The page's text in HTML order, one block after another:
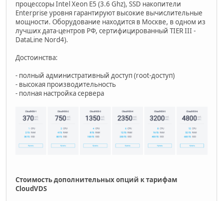
процессоры Intel Xeon E5 (3.6 Ghz), SSD накопители
Enterprise уровня гарантируют высокие вычислительные
мощности. Оборудование находится в Москве, в одном из
лучших дата-центров РФ, сертифицированный TIER III -
DataLine Nord4).
Достоинства:
- полный административный доступ (root-доступ)
- высокая производительность
- полная настройка сервера
Стоимость дополнительных опций к тарифам
CloudVDS